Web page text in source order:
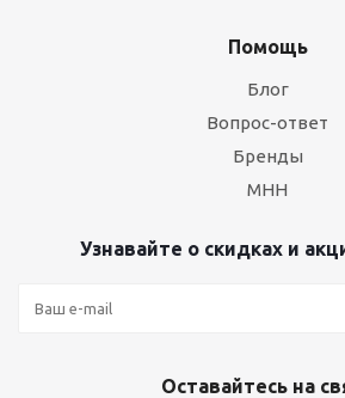
Помощь
Блог
Вопрос-ответ
Бренды
МНН
Узнавайте о скидках и
Оставайтесь на